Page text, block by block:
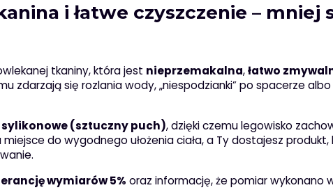
i łatwe czyszczenie – mniej
tkaniny, która jest nieprzemakalna,łatwo
zdarzają się rozlania wody, „niespodzianki” po spacerze
sylikonowe (sztuczny puch), dzięki czemu legowisko
do wygodnego ułożenia ciała, a Ty dostajesz
wymiarów 5% oraz informację, że pomiar wykonano